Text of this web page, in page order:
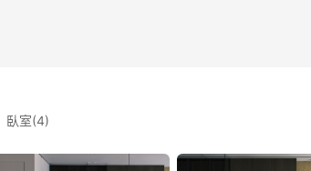
臥室(4)